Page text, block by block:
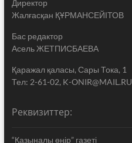
Директор
Жалғасқан ҚҰРМАНСЕЙІТОВ
Бас редактор
Асель ЖЕТПИСБАЕВА
Қаражал қаласы, Сары Тока, 1
Тел: 2-61-02, K-ONIR@MAIL.RU
Реквизиттер:
“Қазыналы өңір” газеті